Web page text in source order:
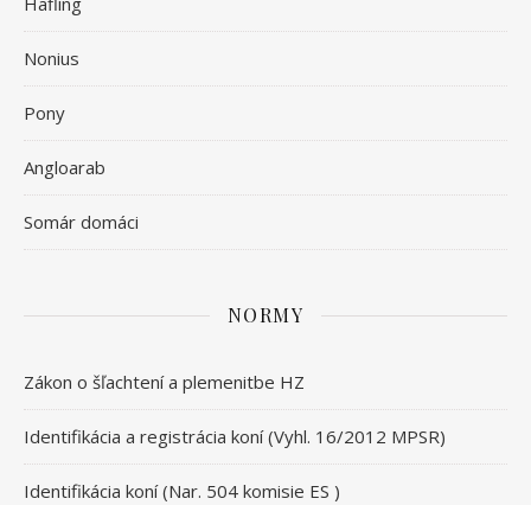
Nonius
Pony
Angloarab
Somár domáci
NORMY
Zákon o šľachtení a plemenitbe HZ
Identifikácia a registrácia koní (Vyhl. 16/2012 MPSR)
Identifikácia koní (Nar. 504 komisie ES )